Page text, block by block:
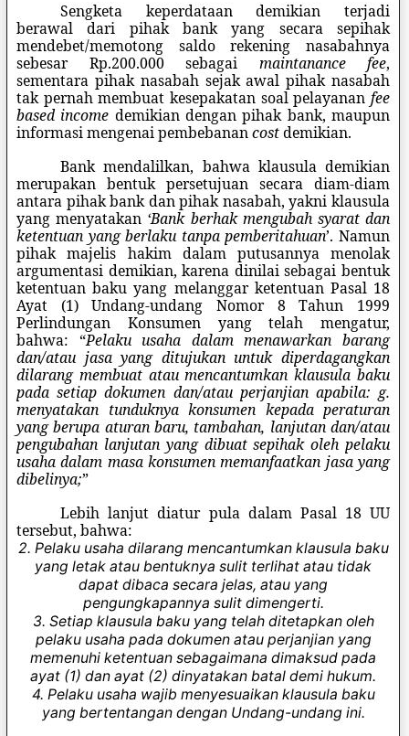
Sengketa keperdataan demikian terjadi
berawal dari pihak bank yang secara sepihak
mendebet/memotong saldo rekening nasabahnya
sebesar Rp.200.000 sebagai maintanance fee,
sementara pihak nasabah sejak awal pihak nasabah
tak pernah membuat kesepakatan soal pelayanan fee
based income demikian dengan pihak bank, maupun
informasi mengenai pembebanancostdemikian.
Bank mendalilkan, bahwa klausula demikian
merupakan bentuk persetujuan secara diam-diam
antara pihak bank dan pihak nasabah, yakni klausula
yang menyatakan ‘Bank berhak mengubah syarat dan
ketentuan yang berlaku tanpa pemberitahuan’. Namun
pihak majelis hakim dalam putusannya menolak
argumentasi demikian, karena dinilai sebagai bentuk
ketentuan baku yang melanggar ketentuan Pasal 18
Ayat (1) Undang-undang Nomor 8 Tahun 1999
Perlindungan Konsumen yang telah mengatur,
bahwa: “Pelaku usaha dalam menawarkan barang
dan/atau jasa yang ditujukan untuk diperdagangkan
dilarang membuat atau mencantumkan klausula baku
pada setiap dokumen dan/atau perjanjian apabila: g.
menyatakan tunduknya konsumen kepada peraturan
yang berupa aturan baru, tambahan, lanjutan dan/atau
pengubahan lanjutan yang dibuat sepihak oleh pelaku
usaha dalam masa konsumen memanfaatkan jasa yang
dibelinya;”
Lebih lanjut diatur pula dalam Pasal 18 UU
tersebut, bahwa:
2. Pelaku usaha dilarang mencantumkan klausula baku
yang letak atau bentuknya sulit terlihat atau tidak
dapat dibaca secara jelas, atau yang
pengungkapannya sulit dimengerti.
3. Setiap klausula baku yang telah ditetapkan oleh
pelaku usaha pada dokumen atau perjanjian yang
memenuhi ketentuan sebagaimana dimaksud pada
ayat (1) dan ayat (2) dinyatakan batal demi hukum.
4. Pelaku usaha wajib menyesuaikan klausula baku
yang bertentangan dengan Undang-undang ini.